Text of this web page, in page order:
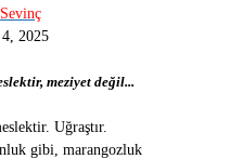
2025
meziyet değil...
Uğraştır.
gibi, marangozluk